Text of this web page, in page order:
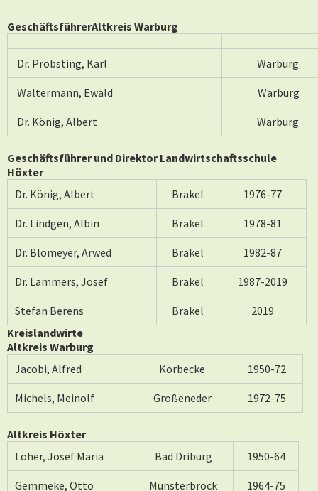
GeschäftsführerAltkreis Warburg
Dr. Pröbsting, Karl Warburg
Waltermann, Ewald Warburg
Dr. König, Albert Warburg
Geschäftsführer und Direktor Landwirtschaftsschule
Höxter
Dr. König, Albert
Brakel 1976-77
Dr. Lindgen, Albin Brakel 1978-81
Dr. Blomeyer, Arwed Brakel 1982-87
Dr. Lammers, Josef Brakel 1987-2019
Stefan Berens Brakel
2019
Kreislandwirte
Altkreis Warburg
Jacobi, Alfred
Körbecke 1950-72
Michels, Meinolf Großeneder 1972-75
Altkreis Höxter
Löher, Josef Maria
Bad Driburg 1950-64
Gemmeke, Otto Münsterbrock 1964-75